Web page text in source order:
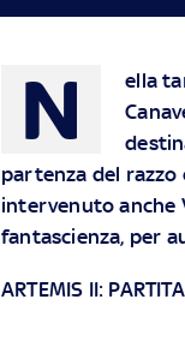
N
ella
partenza del
intervenuto anche
fantascienza, per
ARTEMIS II: